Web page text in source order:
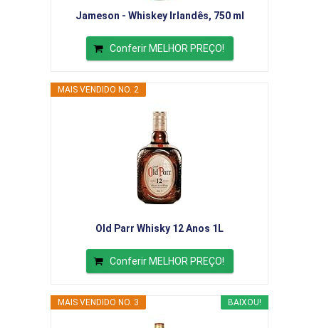
Jameson - Whiskey Irlandês, 750 ml
Conferir MELHOR PREÇO!
MAIS VENDIDO NO. 2
Old Parr Whisky 12 Anos 1L
Conferir MELHOR PREÇO!
BAIXOU!
MAIS VENDIDO NO. 3